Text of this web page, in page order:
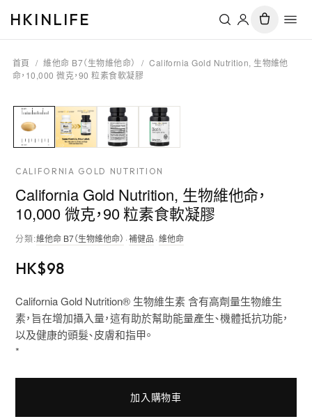
HKINLIFE
首頁 / 維他命 B7（生物維他命） / California Gold Nutrition, 生物維他
命，10,000 微克，90 粒素食軟凝膠
CALIFORNIA GOLD NUTRITION
California Gold Nutrition, 生物維他命，
10,000 微克，90 粒素食軟凝膠
分類:維他命 B7（生物維他命） ·補健品 ·維他命
HK$98
California Gold Nutrition® 生物維生素 含有高劑量生物維生
素，旨在增加攝入量，這有助於幫助能量產生、機體抵抗功能，
以及健康的頭髮、皮膚和指甲。
*
加入購物車